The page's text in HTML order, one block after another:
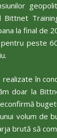
la final de
peste
în
doar la
volum de
brută să